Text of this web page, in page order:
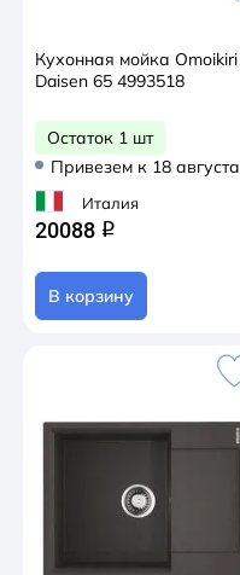
Кухонная мойка Omoikiri
Daisen 65 4993518
Остаток 1 шт
Привезем к 18 августа
Италия
20088 q
В корзину